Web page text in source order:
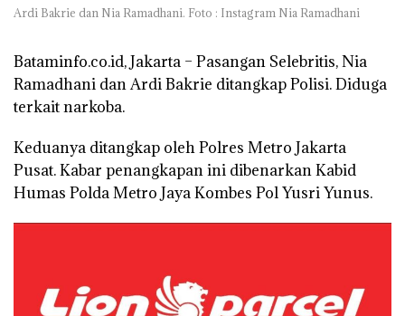
Ardi Bakrie dan Nia Ramadhani. Foto : Instagram Nia Ramadhani
Bataminfo.co.id, Jakarta – Pasangan Selebritis, Nia
Ramadhani dan Ardi Bakrie ditangkap Polisi. Diduga
terkait narkoba.
Keduanya ditangkap oleh Polres Metro Jakarta
Pusat. Kabar penangkapan ini dibenarkan Kabid
Humas Polda Metro Jaya Kombes Pol Yusri Yunus.